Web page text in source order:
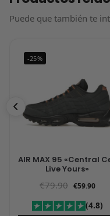
Puede que también te
-25%
AIR MAX 95 «Central
Live Yours»
€79.90 €59.90
(4.8)